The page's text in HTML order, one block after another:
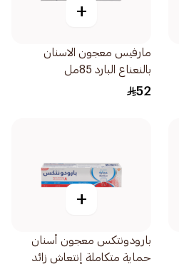
+
مارفيس معجون الاسنان
بالنعناع البارد 85مل
52
+
بارودونتكس معجون أسنان
حماية متكاملة إنتعاش زائد